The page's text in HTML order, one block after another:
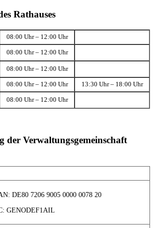
Rathauses
08:00 Uhr – 12:00 Uhr
08:00 Uhr – 12:00 Uhr
08:00 Uhr – 12:00 Uhr
08:00 Uhr – 12:00 Uhr 13:30 Uhr – 18:00 Uhr
08:00 Uhr – 12:00 Uhr
der Verwaltungsgemeinschaft
DE80 7206 9005 0000 0078 20
GENODEF1AIL